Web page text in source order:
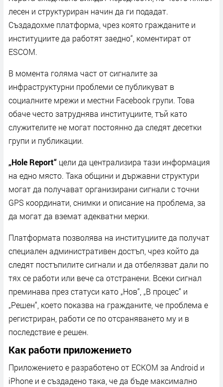
лесен и структуриран начин да ги подадат.
Създадохме платформа, чрез която гражданите и
институциите да работят заедно“, коментират от
ESCOM.
В момента голяма част от сигналите за
инфраструктурни проблеми се публикуват в
социалните мрежи и местни Facebook групи. Това
обаче често затруднява институциите, тъй като
служителите не могат постоянно да следят десетки
групи и публикации.
„Hole Report“ цели да централизира тази информация
на едно място. Така общини и държавни структури
могат да получават организирани сигнали с точни
GPS координати, снимки и описание на проблема, за
да могат да вземат адекватни мерки.
Платформата позволява на институциите да получат
специален административен достъп, чрез който да
следят постъпилите сигнали и да отбелязват дали по
тях се работи или вече са отстранени. Всеки сигнал
преминава през статуси като „Нов“, „В процес“ и
„Решен“, което показва на гражданите, че проблема е
регистриран, работи се по отсраняването му и в
последствие е решен.
Как работи приложението
Приложението е разработено от ЕСКОМ за Android и
iPhone и е създадено така, че да бъде максимално